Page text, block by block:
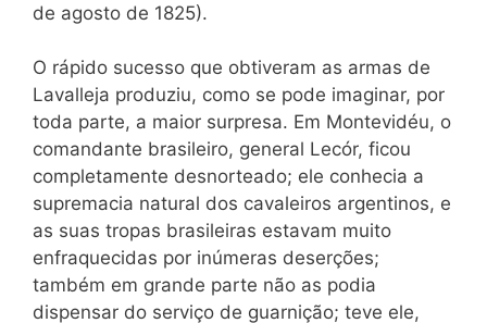
de agosto de 1825).
O rápido sucesso que obtiveram as armas de
Lavalleja produziu, como se pode imaginar, por
toda parte, a maior surpresa. Em Montevidéu, o
comandante brasileiro, general Lecór, ficou
completamente desnorteado; ele conhecia a
supremacia natural dos cavaleiros argentinos, e
as suas tropas brasileiras estavam muito
enfraquecidas por inúmeras deserções;
também em grande parte não as podia
dispensar do serviço de guarnição; teve ele,